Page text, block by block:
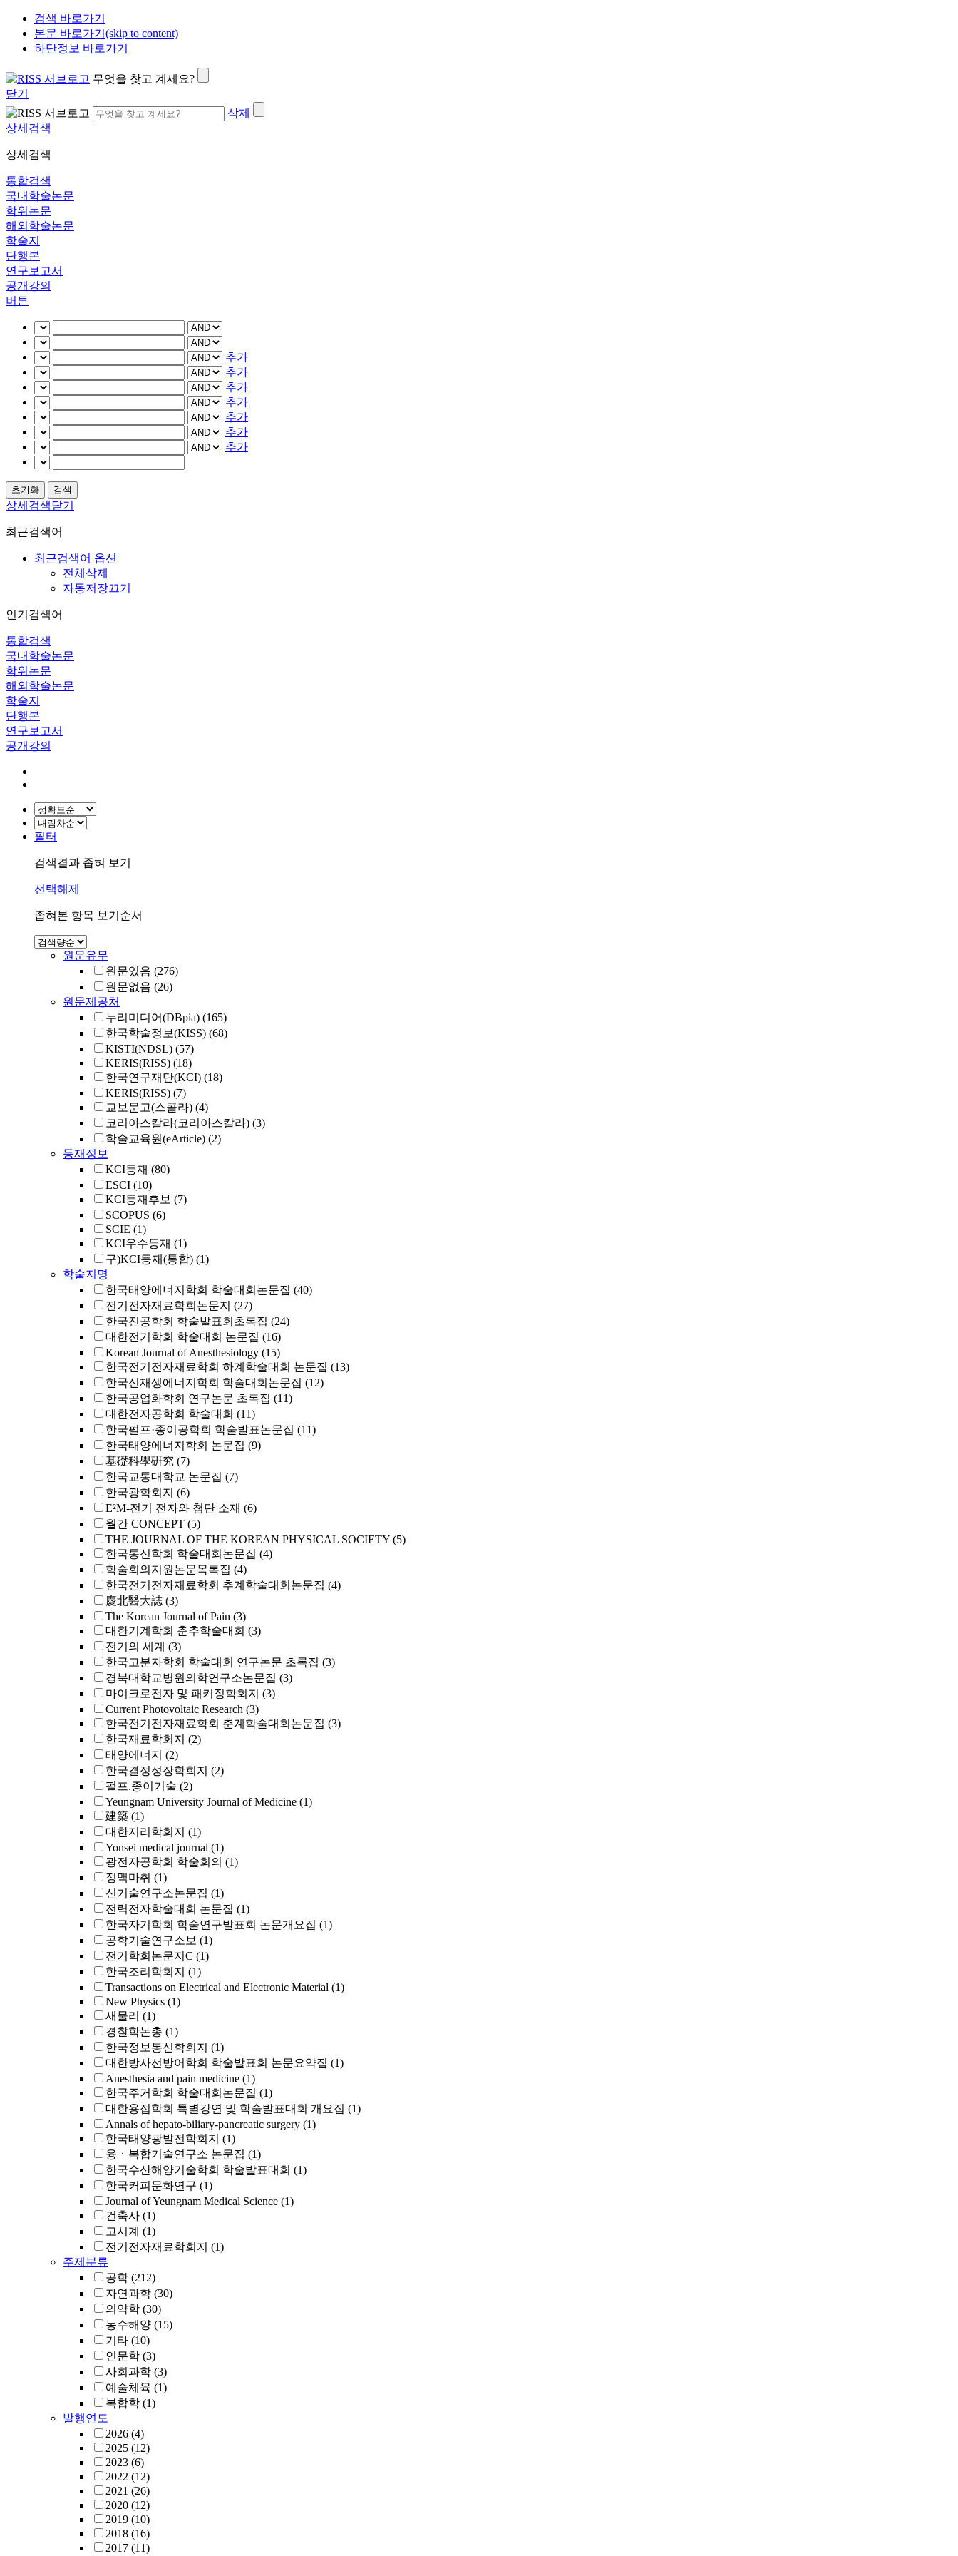
검색 바로가기
본문 바로가기(skip to content)
하단정보 바로가기
무엇을 찾고 계세요?
닫기
삭제
상세검색
상세검색
통합검색
국내학술논문
학위논문
해외학술논문
학술지
단행본
연구보고서
공개강의
버튼
추가
추가
추가
추가
추가
추가
추가
상세검색닫기
최근검색어
최근검색어 옵션
전체삭제
자동저장끄기
인기검색어
통합검색
국내학술논문
학위논문
해외학술논문
학술지
단행본
연구보고서
공개강의
필터
검색결과 좁혀 보기
선택해제
좁혀본 항목 보기순서
원문유무
원문있음 (276)
원문없음 (26)
원문제공처
누리미디어(DBpia) (165)
한국학술정보(KISS) (68)
KISTI(NDSL) (57)
KERIS(RISS) (18)
한국연구재단(KCI) (18)
KERIS(RISS) (7)
교보문고(스콜라) (4)
코리아스칼라(코리아스칼라) (3)
학술교육원(eArticle) (2)
등재정보
KCI등재 (80)
ESCI (10)
KCI등재후보 (7)
SCOPUS (6)
SCIE (1)
KCI우수등재 (1)
구)KCI등재(통합) (1)
학술지명
한국태양에너지학회 학술대회논문집 (40)
전기전자재료학회논문지 (27)
한국진공학회 학술발표회초록집 (24)
대한전기학회 학술대회 논문집 (16)
Korean Journal of Anesthesiology (15)
한국전기전자재료학회 하계학술대회 논문집 (13)
한국신재생에너지학회 학술대회논문집 (12)
한국공업화학회 연구논문 초록집 (11)
대한전자공학회 학술대회 (11)
한국펄프·종이공학회 학술발표논문집 (11)
한국태양에너지학회 논문집 (9)
基礎科學硏究 (7)
한국교통대학교 논문집 (7)
한국광학회지 (6)
E²M-전기 전자와 첨단 소재 (6)
월간 CONCEPT (5)
THE JOURNAL OF THE KOREAN PHYSICAL SOCIETY (5)
한국통신학회 학술대회논문집 (4)
학술회의지원논문목록집 (4)
한국전기전자재료학회 추계학술대회논문집 (4)
慶北醫大誌 (3)
The Korean Journal of Pain (3)
대한기계학회 춘추학술대회 (3)
전기의 세계 (3)
한국고분자학회 학술대회 연구논문 초록집 (3)
경북대학교병원의학연구소논문집 (3)
마이크로전자 및 패키징학회지 (3)
Current Photovoltaic Research (3)
한국전기전자재료학회 춘계학술대회논문집 (3)
한국재료학회지 (2)
태양에너지 (2)
한국결정성장학회지 (2)
펄프.종이기술 (2)
Yeungnam University Journal of Medicine (1)
建築 (1)
대한지리학회지 (1)
Yonsei medical journal (1)
광전자공학회 학술회의 (1)
정맥마취 (1)
신기술연구소논문집 (1)
전력전자학술대회 논문집 (1)
한국자기학회 학술연구발표회 논문개요집 (1)
공학기술연구소보 (1)
전기학회논문지C (1)
한국조리학회지 (1)
Transactions on Electrical and Electronic Material (1)
New Physics (1)
새물리 (1)
경찰학논총 (1)
한국정보통신학회지 (1)
대한방사선방어학회 학술발표회 논문요약집 (1)
Anesthesia and pain medicine (1)
한국주거학회 학술대회논문집 (1)
대한용접학회 특별강연 및 학술발표대회 개요집 (1)
Annals of hepato-biliary-pancreatic surgery (1)
한국태양광발전학회지 (1)
융ㆍ복합기술연구소 논문집 (1)
한국수산해양기술학회 학술발표대회 (1)
한국커피문화연구 (1)
Journal of Yeungnam Medical Science (1)
건축사 (1)
고시계 (1)
전기전자재료학회지 (1)
주제분류
공학 (212)
자연과학 (30)
의약학 (30)
농수해양 (15)
기타 (10)
인문학 (3)
사회과학 (3)
예술체육 (1)
복합학 (1)
발행연도
2026 (4)
2025 (12)
2023 (6)
2022 (12)
2021 (26)
2020 (12)
2019 (10)
2018 (16)
2017 (11)